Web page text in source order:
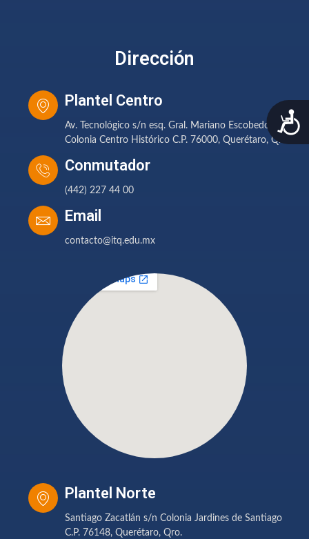
Dirección
Plantel Centro
Av. Tecnológico s/n esq. Gral. Mariano Escobedo.
Colonia Centro Histórico C.P. 76000, Querétaro, Qro.
Conmutador
(442) 227 44 00
Email
contacto@itq.edu.mx
Plantel Norte
Santiago Zacatlán s/n Colonia Jardines de Santiago
C.P. 76148, Querétaro, Qro.